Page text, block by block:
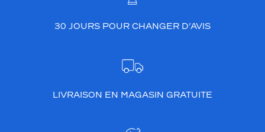
30 JOURS POUR CHANGER D’AVIS
LIVRAISON EN MAGASIN GRATUITE